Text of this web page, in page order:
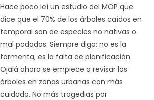
Hace poco leí un estudio del MOP que
dice que el 70% de los árboles caídos en
temporal son de especies no nativas o
mal podadas. Siempre digo: no es la
tormenta, es la falta de planificación.
Ojalá ahora se empiece a revisar los
árboles en zonas urbanas con más
cuidado. No más tragedias por